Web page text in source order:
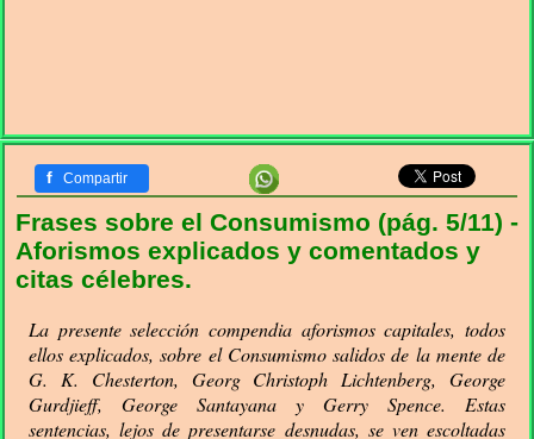
f Compartir
Frases sobre el Consumismo (pág. 5/11) -
Aforismos explicados y comentados y
citas célebres.
La presente selección compendia aforismos capitales, todos
ellos explicados, sobre el Consumismo salidos de la mente de
G. K. Chesterton, Georg Christoph Lichtenberg, George
Gurdjieff, George Santayana y Gerry Spence. Estas
sentencias, lejos de presentarse desnudas, se ven escoltadas